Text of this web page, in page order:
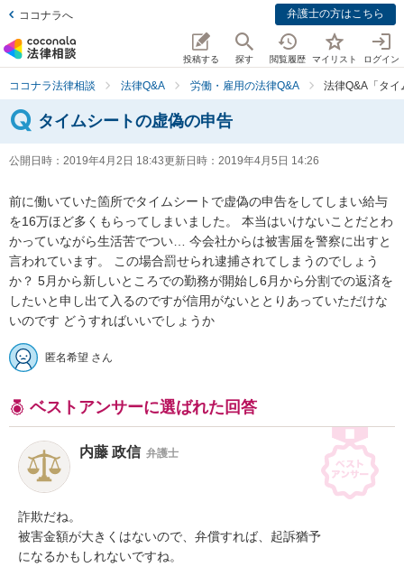
ココナラへ 弁護士の方はこちら
投稿する 探す 閲覧履歴 マイリスト ログイン
ココナラ法律相談 法律Q&A 労働・雇用の法律Q&A 法律Q&A「タ
タイムシートの虚偽の申告
公開日時： 2019年4月2日 18:43更新日時： 2019年4月5日 14:26
前に働いていた箇所でタイムシートで虚偽の申告をしてしまい給与
を16万ほど多くもらってしまいました。 本当はいけないことだとわ
かっていながら生活苦でつい… 今会社からは被害届を警察に出すと
言われています。 この場合罰せられ逮捕されてしまうのでしょう
か？ 5月から新しいところでの勤務が開始し6月から分割での返済を
したいと申し出て入るのですが信用がないととりあっていただけな
いのです どうすればいいでしょうか
匿名希望 さん
ベストアンサーに選ばれた回答
内藤 政信 弁護士
詐欺だね。
被害金額が大きくはないので、弁償すれば、起訴猶予
になるかもしれないですね。